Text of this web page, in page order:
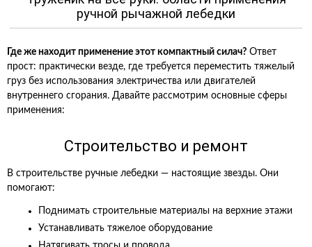
ручной рычажной лебедки
Где же находит применение этот компактный силач? Ответ
прост: практически везде, где требуется переместить тяжелый
груз без использования электричества или двигателей
внутреннего сгорания. Давайте рассмотрим основные сферы
применения:
Строительство и ремонт
В строительстве ручные лебедки — настоящие звезды. Они
помогают:
Поднимать строительные материалы на верхние этажи
Устанавливать тяжелое оборудование